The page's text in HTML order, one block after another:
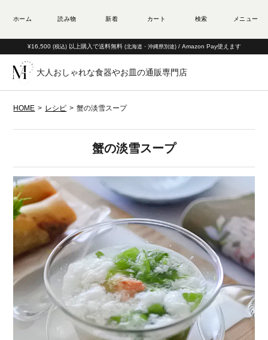
¥16,500 (税込) 以上購入で送料無料 (北海道・沖縄県別途) / Amazon Pay使えます
大人おしゃれな食器やお皿の通販専門店
HOME レシピ 蟹の淡雪スープ
蟹の淡雪スープ